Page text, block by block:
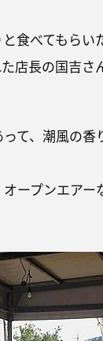
食べてもらい
店長の国吉
て、潮風の香
ープンエア